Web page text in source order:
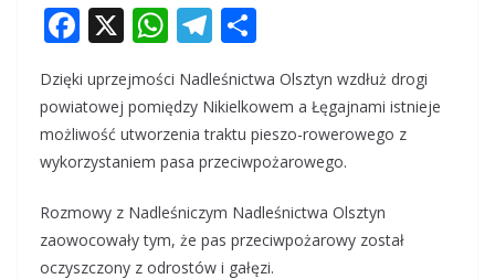
F
e
b
o
o
k
X W
at
s
A
p
p
T
el
e
gr
a
m
ar
e
Dzięki uprzejmości Nadleśnictwa Olsztyn wzdłuż drogi
powiatowej pomiędzy Nikielkowem a Łęgajnami istnieje
możliwość utworzenia traktu pieszo-rowerowego z
wykorzystaniem pasa przeciwpożarowego.
Rozmowy z Nadleśniczym Nadleśnictwa Olsztyn
zaowocowały tym, że pas przeciwpożarowy został
oczyszczony z odrostów i gałęzi.